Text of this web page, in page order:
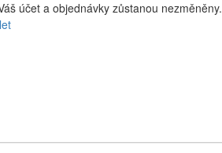
účet a objednávky zůstanou nezměněny.